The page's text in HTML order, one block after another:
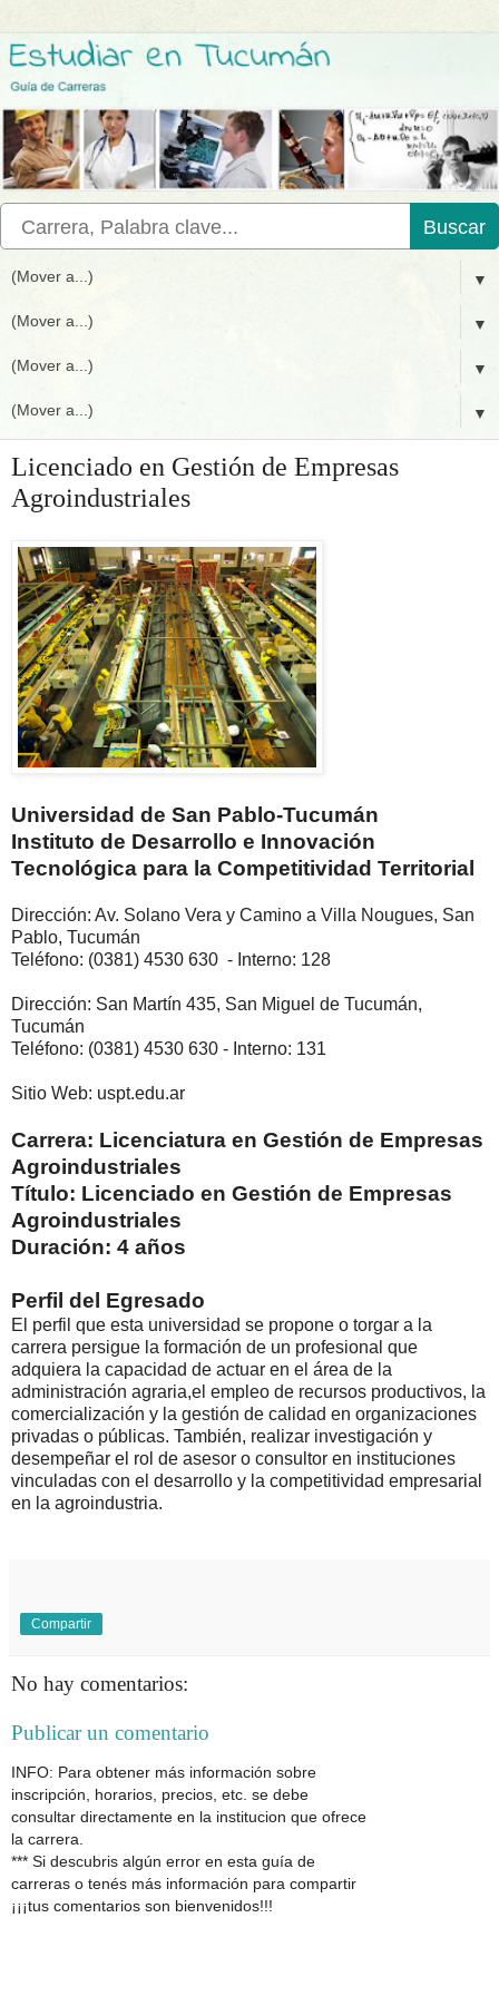
Buscar
▼
▼
▼
▼
Licenciado en Gestión de Empresas
Agroindustriales
Universidad de San Pablo-Tucumán
Instituto de Desarrollo e Innovación
Tecnológica para la Competitividad Territorial
Dirección: Av. Solano Vera y Camino a Villa Nougues, San
Pablo, Tucumán
Teléfono: (0381) 4530 630 - Interno: 128
Dirección: San Martín 435, San Miguel de Tucumán,
Tucumán
Teléfono: (0381) 4530 630 - Interno: 131
Sitio Web: uspt.edu.ar
Carrera: Licenciatura en Gestión de Empresas
Agroindustriales
Título: Licenciado en Gestión de Empresas
Agroindustriales
Duración: 4 años
Perfil del Egresado
El perfil que esta universidad se propone o torgar a la
carrera persigue la formación de un profesional que
adquiera la capacidad de actuar en el área de la
administración agraria,el empleo de recursos productivos, la
comercialización y la gestión de calidad en organizaciones
privadas o públicas. También, realizar investigación y
desempeñar el rol de asesor o consultor en instituciones
vinculadas con el desarrollo y la competitividad empresarial
en la agroindustria.
Compartir
No hay comentarios:
Publicar un comentario
INFO: Para obtener más información sobre
inscripción, horarios, precios, etc. se debe
consultar directamente en la institucion que ofrece
la carrera.
*** Si descubris algún error en esta guía de
carreras o tenés más información para compartir
¡¡¡tus comentarios son bienvenidos!!!